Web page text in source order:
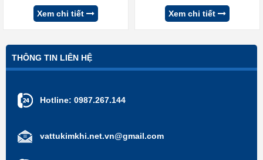
Xem chi tiết
Xem chi tiết
THÔNG TIN LIÊN HỆ
Hotline: 0987.267.144
vattukimkhi.net.vn@gmail.com